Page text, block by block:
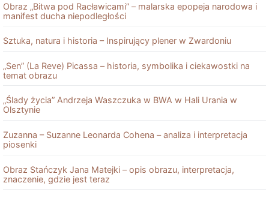
Obraz „Bitwa pod Racławicami” – malarska epopeja narodowa i
manifest ducha niepodległości
Sztuka, natura i historia – Inspirujący plener w Zwardoniu
„Sen” (La Reve) Picassa – historia, symbolika i ciekawostki na
temat obrazu
„Ślady życia” Andrzeja Waszczuka w BWA w Hali Urania w
Olsztynie
Zuzanna – Suzanne Leonarda Cohena – analiza i interpretacja
piosenki
Obraz Stańczyk Jana Matejki – opis obrazu, interpretacja,
znaczenie, gdzie jest teraz